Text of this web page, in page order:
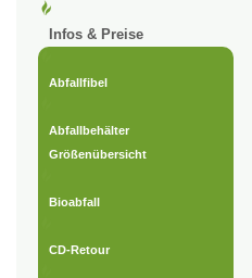
Infos & Preise
Abfallfibel
Abfallbehälter
Größenübersicht
Bioabfall
CD-Retour